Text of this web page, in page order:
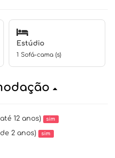
Estúdio
1 Sofá-cama (s)
12 anos) sim
2 anos) sim